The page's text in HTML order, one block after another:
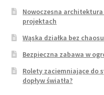
Nowoczesna
projektach
Wąska działka bez
Bezpieczna zabawa w
Rolety zaciemniające do
dopływ światła?